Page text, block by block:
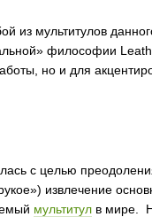
мультитулов
философии
но и для
с целью
извлечение
мультитул в мире.